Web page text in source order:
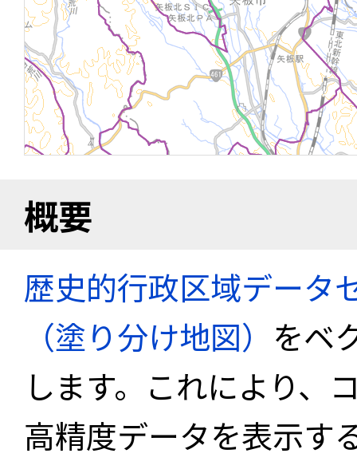
概要
歴史的行政区域データ
（塗り分け地図） をベ
します。これにより、
高精度データを表示す